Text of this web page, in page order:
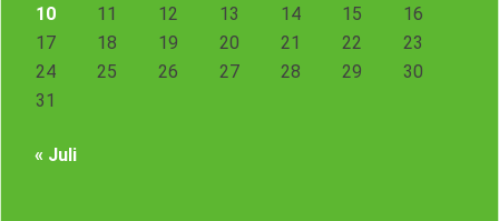
10
11 12 13 14 15
16
17
18 19 20 21 22
23
24
25 26 27 28 29
30
31
« Juli